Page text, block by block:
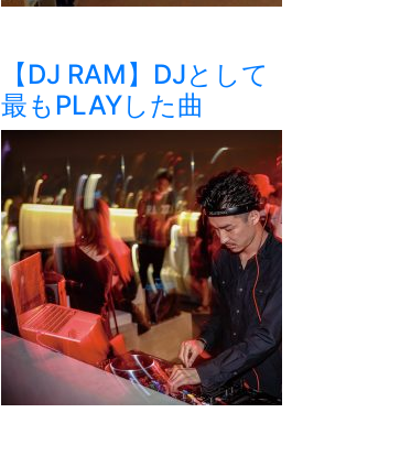
【DJ RAM】DJとして
最もPLAYした曲